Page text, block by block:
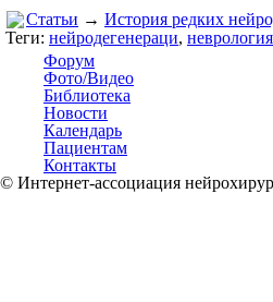
Статьи → История редких
Теги: нейродегенераци, неврология
Форум
Фото/Видео
Библиотека
Новости
Календарь
Пациентам
Контакты
© Интернет-ассоциация